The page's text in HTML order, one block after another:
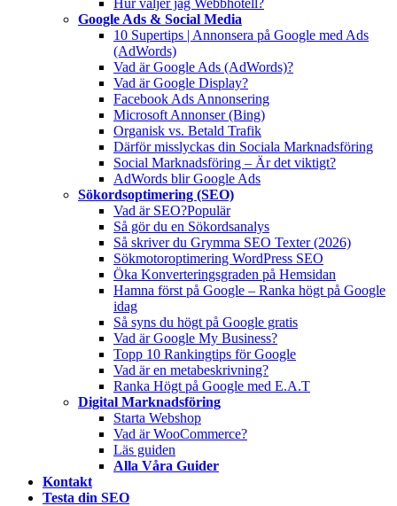
Hur väljer jag Webbhotell?
Google Ads & Social Media
10 Supertips | Annonsera på Google med Ads
(AdWords)
Vad är Google Ads (AdWords)?
Vad är Google Display?
Facebook Ads Annonsering
Microsoft Annonser (Bing)
Organisk vs. Betald Trafik
Därför misslyckas din Sociala Marknadsföring
Social Marknadsföring – Är det viktigt?
AdWords blir Google Ads
Sökordsoptimering (SEO)
Vad är SEO?Populär
Så gör du en Sökordsanalys
Så skriver du Grymma SEO Texter (2026)
Sökmotoroptimering WordPress SEO
Öka Konverteringsgraden på Hemsidan
Hamna först på Google – Ranka högt på Google
idag
Så syns du högt på Google gratis
Vad är Google My Business?
Topp 10 Rankingtips för Google
Vad är en metabeskrivning?
Ranka Högt på Google med E.A.T
Digital Marknadsföring
Starta Webshop
Vad är WooCommerce?
Läs guiden
Alla Våra Guider
Kontakt
Testa din SEO